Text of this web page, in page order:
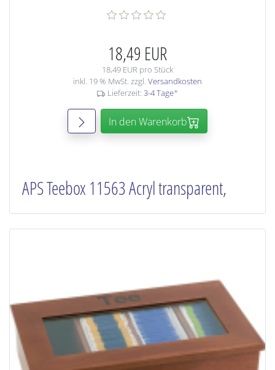
18,49 EUR
18,49 EUR pro Stück
inkl. 19 % MwSt. zzgl. Versandkosten
Lieferzeit: 3-4 Tage*
In den Warenkorb
APS Teebox 11563 Acryl transparent,